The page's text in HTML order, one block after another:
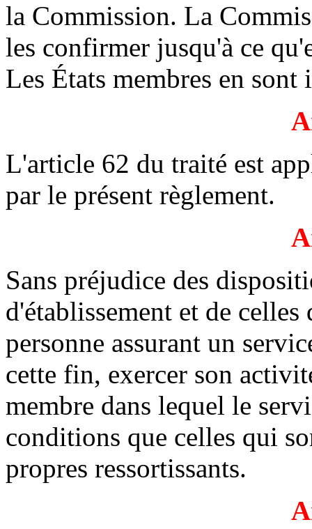
la Commission. La
les confirmer jusqu'à ce
Les États membres en sont
L'article 62 du traité est
par le présent règlement.
Sans préjudice des
d'établissement et de
personne assurant un
cette fin, exercer son
membre dans lequel le
conditions que celles qui
propres ressortissants.